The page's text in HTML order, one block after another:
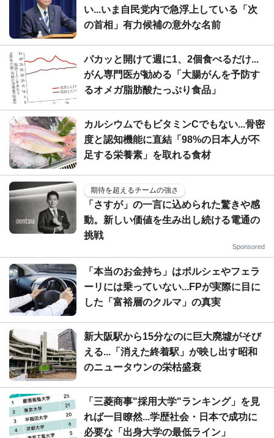
い...いま自民党内で急浮上している「次
の首相」有力候補の意外な名前
パカッと開けて週に1、2個食べるだけ...
がん専門医が勧める「大腸がんを予防す
るオメガ脂肪酸たっぷり食品」
カルシウムでもビタミンCでもない...骨密
度と認知機能に直結「98%の日本人が不
足する栄養素」を取れる食材
期待を超えるチームの強さ
「さすが」の一言に込められた驚きや感
動。新しい価値を生み出し続ける電通の
挑戦
Sponsored
「本当のお金持ち」はポルシェやフェラ
ーリには乗っていない...FPが実際に目に
した「富裕層のクルマ」の真実
新大阪駅から15分なのに巨大廃墟がそび
える...「消えた終着駅」が映し出す昭和
のニュータウンの栄枯盛衰
「三菱商事"採用大学"ランキング」を見
れば一目瞭然...学歴社会・日本で成功に
必要な「出身大学の最低ライン」